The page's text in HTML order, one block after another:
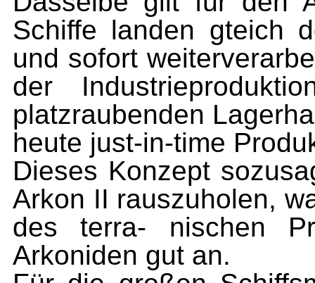
Schiffe landen gteich
und sofort
der
platzraubenden
heute just-in-time
Dieses Konzept
Arkon II rauszuholen,
des terra- nischen
Arkoniden gut an.